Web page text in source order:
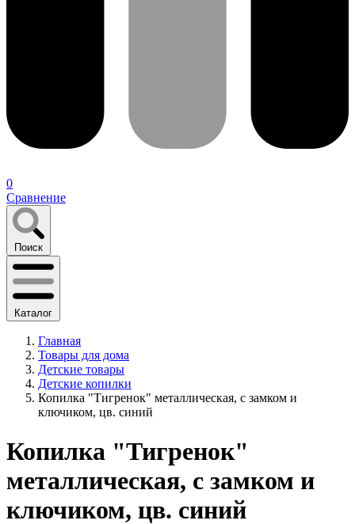
0
Сравнение
Поиск
Каталог
Главная
Товары для дома
Детские товары
Детские копилки
Копилка "Тигренок" металлическая, с замком и
ключиком, цв. синий
Копилка "Тигренок"
металлическая, с замком и
ключиком, цв. синий